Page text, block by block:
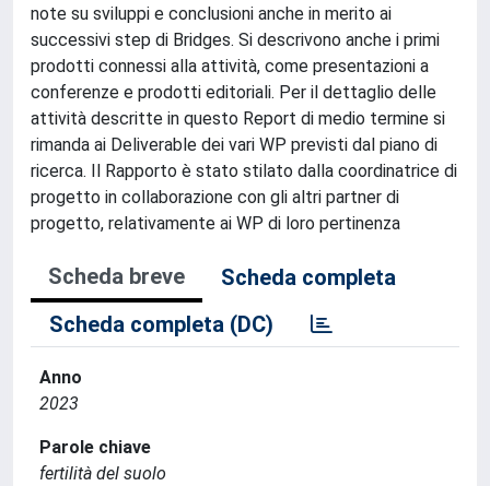
note su sviluppi e conclusioni anche in merito ai
successivi step di Bridges. Si descrivono anche i primi
prodotti connessi alla attività, come presentazioni a
conferenze e prodotti editoriali. Per il dettaglio delle
attività descritte in questo Report di medio termine si
rimanda ai Deliverable dei vari WP previsti dal piano di
ricerca. Il Rapporto è stato stilato dalla coordinatrice di
progetto in collaborazione con gli altri partner di
progetto, relativamente ai WP di loro pertinenza
Scheda breve
Scheda completa
Scheda completa (DC)
Anno
2023
Parole chiave
fertilità del suolo